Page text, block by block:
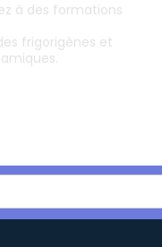
à des formations
frigorigènes et